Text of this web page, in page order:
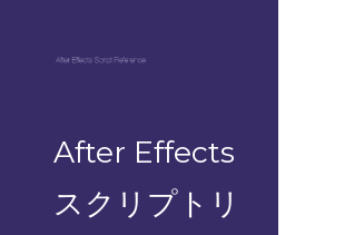
After Effects
スクリプトリ